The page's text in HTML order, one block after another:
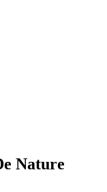
Nature